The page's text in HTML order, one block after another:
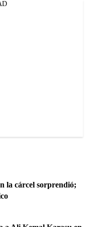
la cárcel sorprendió;